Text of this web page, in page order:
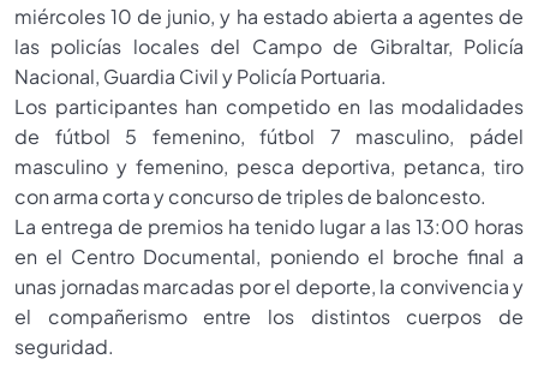
miércoles 10 de junio, y ha estado abierta a agentes de
las policías locales del Campo de Gibraltar, Policía
Nacional, Guardia Civil y Policía Portuaria.
Los participantes han competido en las modalidades
de fútbol 5 femenino, fútbol 7 masculino, pádel
masculino y femenino, pesca deportiva, petanca, tiro
con arma corta y concurso de triples de baloncesto.
La entrega de premios ha tenido lugar a las 13:00 horas
en el Centro Documental, poniendo el broche final a
unas jornadas marcadas por el deporte, la convivencia y
el compañerismo entre los distintos cuerpos de
seguridad.